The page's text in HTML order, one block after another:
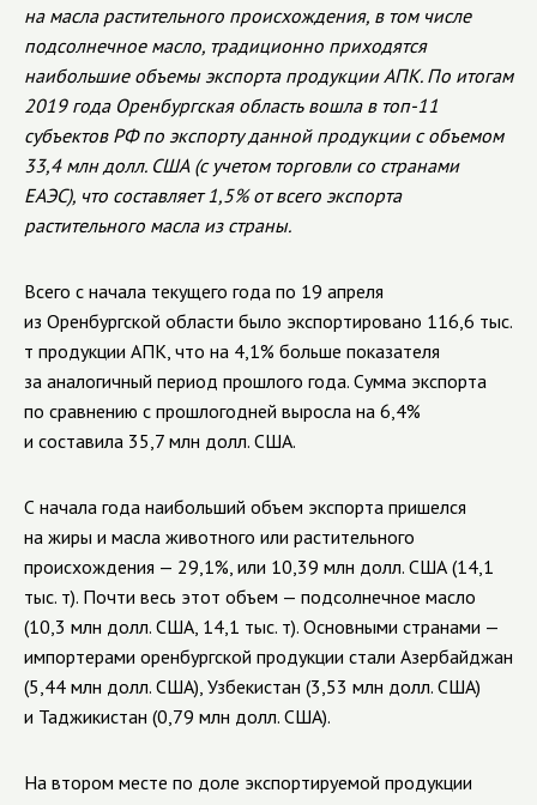
на масла растительного происхождения, в том числе
подсолнечное масло, традиционно приходятся
наибольшие объемы экспорта продукции АПК. По итогам
2019 года Оренбургская область вошла в топ-11
субъектов РФ по экспорту данной продукции с объемом
33,4 млн долл. США (с учетом торговли со странами
ЕАЭС), что составляет 1,5% от всего экспорта
растительного масла из страны.
Всего с начала текущего года по 19 апреля
из Оренбургской области было экспортировано 116,6 тыс.
т продукции АПК, что на 4,1% больше показателя
за аналогичный период прошлого года. Сумма экспорта
по сравнению с прошлогодней выросла на 6,4%
и составила 35,7 млн долл. США.
С начала года наибольший объем экспорта пришелся
на жиры и масла животного или растительного
происхождения — 29,1%, или 10,39 млн долл. США (14,1
тыс. т). Почти весь этот объем — подсолнечное масло
(10,3 млн долл. США, 14,1 тыс. т). Основными странами —
импортерами оренбургской продукции стали Азербайджан
(5,44 млн долл. США), Узбекистан (3,53 млн долл. США)
и Таджикистан (0,79 млн долл. США).
На втором месте по доле экспортируемой продукции